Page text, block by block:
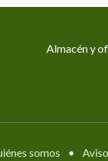
Almacén y
somos •